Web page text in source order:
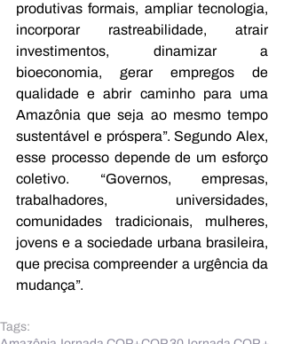
produtivas formais, ampliar tecnologia,
incorporar rastreabilidade, atrair
investimentos, dinamizar a
bioeconomia, gerar empregos de
qualidade e abrir caminho para uma
Amazônia que seja ao mesmo tempo
sustentável e próspera”. Segundo Alex,
esse processo depende de um esforço
coletivo. “Governos, empresas,
trabalhadores, universidades,
comunidades tradicionais, mulheres,
jovens e a sociedade urbana brasileira,
que precisa compreender a urgência da
mudança”.
Tags: